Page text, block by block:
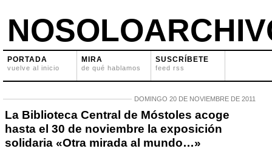
PORTADA
vuelve al inicio
MIRA
de qué hablamos
SUSCRÍBETE
feed rss
DOMINGO 20 DE NOVIEMBRE DE 2011
La Biblioteca Central de Móstoles acoge
hasta el 30 de noviembre la exposición
solidaria «Otra mirada al mundo…»